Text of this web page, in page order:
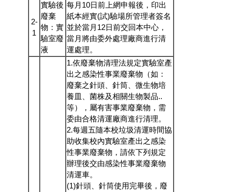
2-
1
實驗後
廢棄
物：實
驗室廢
液
每月10日前上網申報後，印出
紙本經實(試)驗場所管理者簽名
並於當月12日前交回本中心，
當月將由委外處理廠商進行清
運處理。
1.依廢棄物清理法規定實驗室產
出之感染性事業廢棄物（如：
廢棄之針頭、針筒、微生物培
養皿、菌株及相關生物製品..
等），屬有害事業廢棄物，需
委由合格清運廠商進行清理。
2.每週五隨本校垃圾清運時間協
助收集校內實驗室產出之感染
性事業廢棄物，請依下列規定
辦理後交由感染性事業廢棄物
清運車。
(1)針頭、針筒使用完畢後，廢